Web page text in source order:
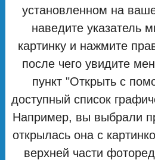
установленном на
наведите указатель
картинку и нажмите
после чего увидите
пункт "Открыть с
доступный список
Например, вы выбрали
открылась она с
верхней части